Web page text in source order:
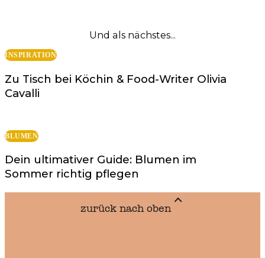
Und als nächstes...
INSPIRATION
Zu Tisch bei Köchin & Food-Writer Olivia
Cavalli
BLUMEN
Dein ultimativer Guide: Blumen im
Sommer richtig pflegen
zurück nach oben